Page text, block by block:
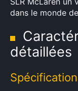
dans le monde
détaillées